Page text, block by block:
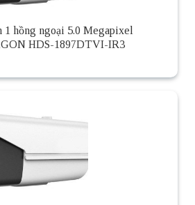
1 hồng ngoại 5.0 Megapixel
HDS-1897DTVI-IR3